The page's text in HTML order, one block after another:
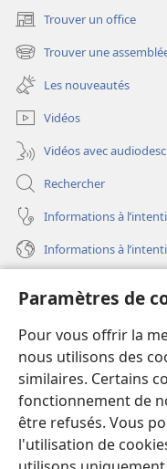
Paramètres de
Pour vous offrir la
nous utilisons des
similaires. Certains
fonctionnement de
être refusés. Vous
l'utilisation de
Trouver un office
(ouvre
une
nouvelle
fenêtre)
Trouver une
(ouvre
une
nouvelle
fenêtre)
Les nouveautés
Vidéos
Vidéos avec
Rechercher
Informations à
Informations à
(ouvre
une
nouvelle
fenêtre)
Bibliothèque en ligne
(ouvre
une
nouvelle
fenêtre)
JW Hub®
(ouvre
une
nouvelleJW Library